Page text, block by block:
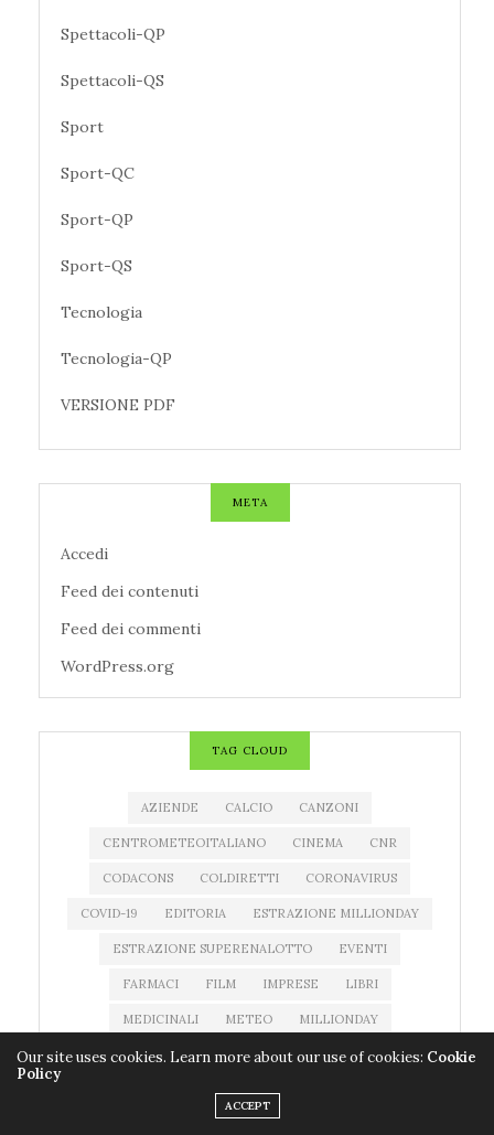
Spettacoli-QP
Spettacoli-QS
Sport
Sport-QC
Sport-QP
Sport-QS
Tecnologia
Tecnologia-QP
VERSIONE PDF
META
Accedi
Feed dei contenuti
Feed dei commenti
WordPress.org
TAG CLOUD
AZIENDE CALCIO CANZONI
CENTROMETEOITALIANO CINEMA CNR
CODACONS COLDIRETTI CORONAVIRUS
COVID-19 EDITORIA ESTRAZIONE MILLIONDAY
ESTRAZIONE SUPERENALOTTO EVENTI
FARMACI FILM IMPRESE LIBRI
MEDICINALI METEO MILLIONDAY
MILLIONDAY LOTTOMATICA MOSTRE MUSICA
NEWS MUSICA NOTIZIATESTA
Our site uses cookies. Learn more about our use of cookies: Cookie
Policy
ACCEPT